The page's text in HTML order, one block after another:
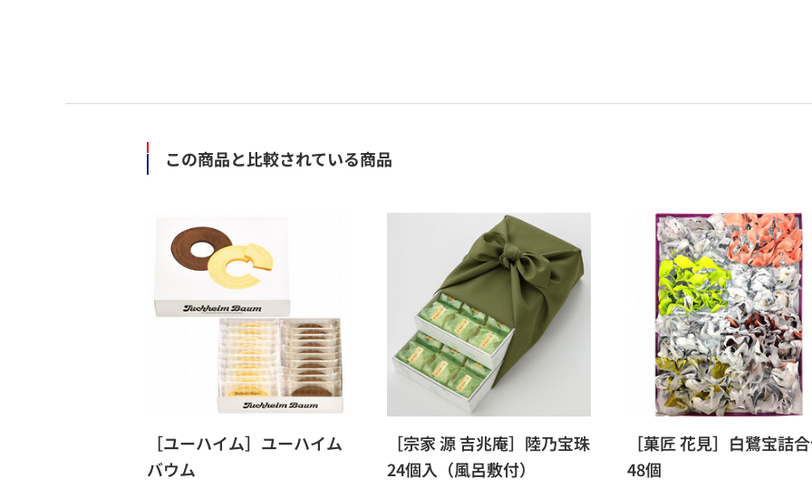
この商品と比較されている商品
［ユーハイム］ユーハイム
バウム
［宗家 源 吉兆庵］陸乃宝珠
24個入（風呂敷付）
［菓匠 花見］白鷺宝詰
48個